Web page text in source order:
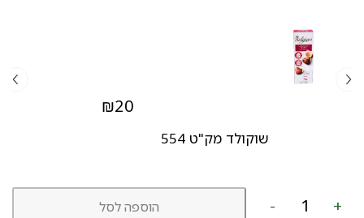
שוקולד מק"ט 554
₪20
-
כמות
+ הוספה לסל